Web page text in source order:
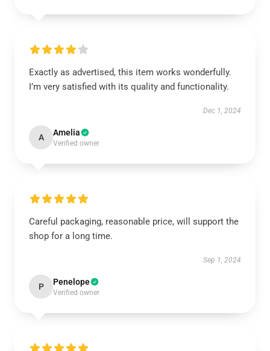
Exactly as advertised, this item works wonderfully.
I’m very satisfied with its quality and functionality.
Dec 1, 2024
A Amelia
Verified owner
Careful packaging, reasonable price, will support the
shop for a long time.
Sep 1, 2024
P Penelope
Verified owner